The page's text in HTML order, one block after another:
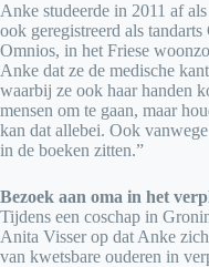
Anke studeerde in 2011 af
ook geregistreerd als
Omnios, in het Friese
Anke dat ze de medische
waarbij ze ook haar handen
mensen om te gaan, maar
kan dat allebei. Ook
in de boeken zitten.”
Bezoek aan oma in het
Tijdens een coschap in
Anita Visser op dat Anke
van kwetsbare ouderen in